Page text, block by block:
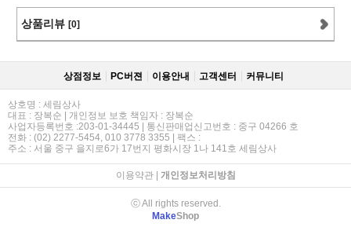
상품리뷰 [0]
상점정보 PC버젼 이용안내 고객센터 커뮤니티
상호명 : 세림상사
대표 : 장복순 | 개인정보 보호 책임자 : 장복순
사업자등록번호 :203-01-34445 | 통신판매업신고번호 : 중구 04266 호
전화 : (02) 2277-5454, 010 3778 3355 | 팩스 :
주소 : 서울 중구 을지로6가 17번지 평화시장 1나 141호 세림상사
이용약관| 개인정보처리방침
ⓒ All rights reserved.
MakeShop